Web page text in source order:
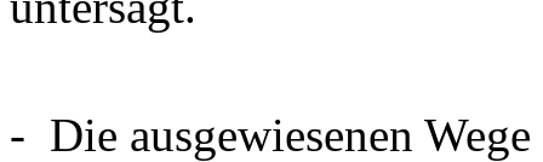
- Die ausgewiesenen